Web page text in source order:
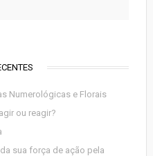
Numerológicas e Florais
ou reagir?
sua força de ação pela